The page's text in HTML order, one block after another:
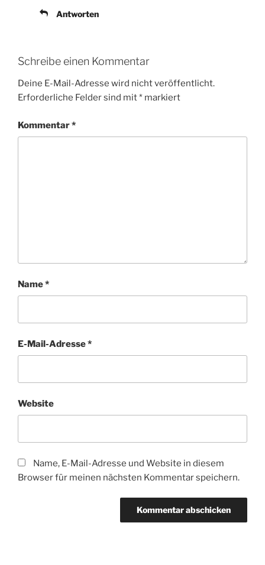
Antworten
Schreibe einen Kommentar
Deine E-Mail-Adresse wird nicht veröffentlicht.
Erforderliche Felder sind mit* markiert
Kommentar*
Name*
E-Mail-Adresse*
Website
Name, E-Mail-Adresse und Website in diesem
Browser für meinen nächsten Kommentar speichern.